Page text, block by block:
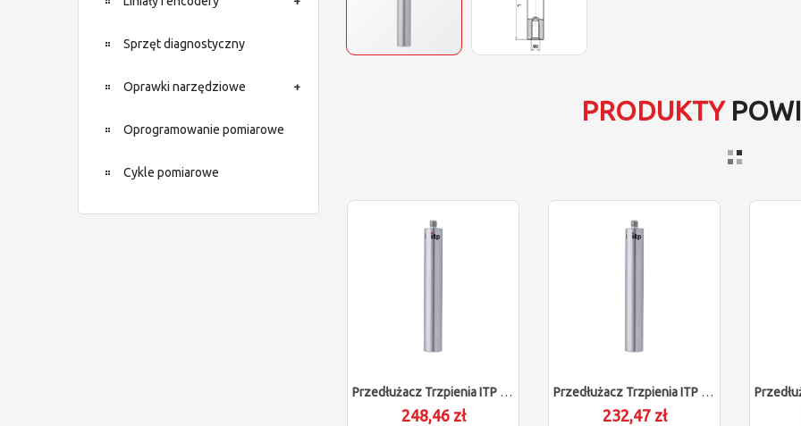
Sprzęt diagnostyczny
Oprawki narzędziowe
Oprogramowanie pomiarowe
Cykle pomiarowe
PRODUKTY
Przedłużacz Trzpienia ITP Dla Zeiss 602030-9057-000
248,46 zł
Przedłużacz Trzpienia ITP Dla Zeiss 602030-9055-000
232,47 zł